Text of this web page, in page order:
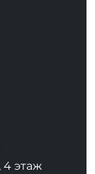
4 этаж